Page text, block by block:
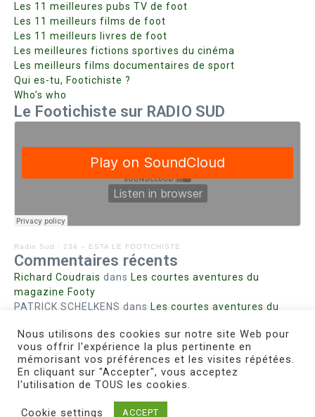
Les 11 meilleures pubs TV de foot
Les 11 meilleurs films de foot
Les 11 meilleurs livres de foot
Les meilleures fictions sportives du cinéma
Les meilleurs films documentaires de sport
Qui es-tu, Footichiste ?
Who’s who
Le Footichiste sur RADIO SUD
Radio Sud · 234 – ESTA LE FOOTICHISTE
Commentaires récents
Richard Coudrais dans Les courtes aventures du
magazine Footy
PATRICK SCHELKENS dans Les courtes aventures du
Bohn fabiennedans Intrigues sanglantes à Mulhouse
Steph. RUTA dansLust for Nice
MIRMANDdansPieds agiles et champignons
Nous utilisons des cookies sur notre site Web pour
vous offrir l'expérience la plus pertinente en
mémorisant vos préférences et les visites répétées.
En cliquant sur "Accepter", vous acceptez
l'utilisation de TOUS les cookies.
Cookie settings ACCEPT